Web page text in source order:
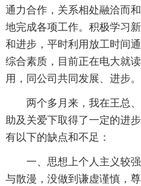
通力合作，关系相处融洽而
地完成各项工作。积极学习
和进步，平时利用放工时间
综合素质，目前正在电大就
用，同公司共同发展、进步。
两个多月来，我在王总
助及关爱下取得了一定的进
有以下的缺点和不足：
一、思想上个人主义较
与散漫，没做到谦虚谨慎，尊